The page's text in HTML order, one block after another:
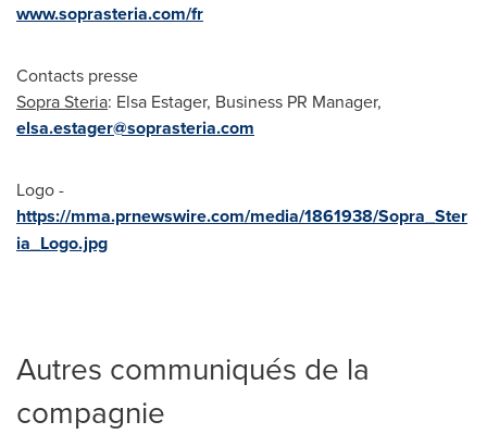
www.soprasteria.com/fr
Contacts presse
Sopra Steria: Elsa Estager, Business PR Manager,
elsa.estager@soprasteria.com
Logo -
https://mma.prnewswire.com/media/1861938/Sopra_Ster
ia_Logo.jpg
Autres communiqués de la
compagnie